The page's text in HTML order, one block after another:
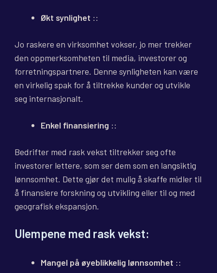
Økt synlighet ::
Jo raskere en virksomhet vokser, jo mer trekker
den oppmerksomheten til media, investorer og
forretningspartnere. Denne synligheten kan være
en virkelig spak for å tiltrekke kunder og utvikle
seg internasjonalt.
Enkel finansiering ::
Bedrifter med rask vekst tiltrekker seg ofte
investorer lettere, som ser dem som en langsiktig
lønnsomhet. Dette gjør det mulig å skaffe midler til
å finansiere forskning og utvikling eller til og med
geografisk ekspansjon.
Ulempene med rask vekst:
Mangel på øyeblikkelig lønnsomhet ::